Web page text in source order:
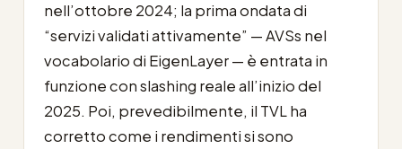
nell’ottobre 2024; la prima ondata di
“servizi validati attivamente” — AVSs nel
vocabolario di EigenLayer — è entrata in
funzione con slashing reale all’inizio del
2025. Poi, prevedibilmente, il TVL ha
corretto come i rendimenti si sono